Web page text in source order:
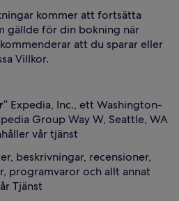
kommer att fortsätta
gällde för din bokning när
att du sparar eller
Villkor.
” Expedia, Inc., ett Washington-
Group Way W, Seattle, WA
vår tjänst
beskrivningar, recensioner,
programvaror och allt annat
Tjänst